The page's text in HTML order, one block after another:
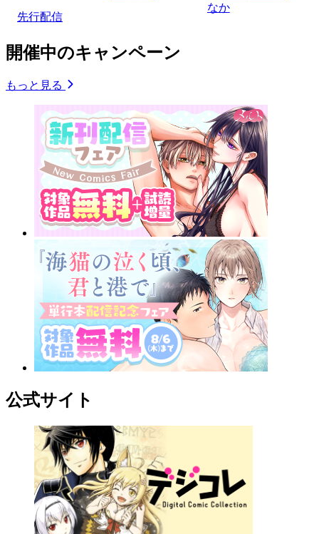
先行配信
なか
開催中のキャンペーン
もっと見る
公式サイト